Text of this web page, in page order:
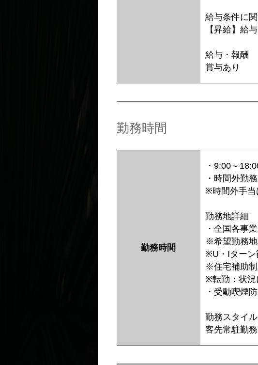
給与条件に
【昇給】給
給与・報酬
賞与あり
勤務時間
勤務時間
・9:00～
・時間外勤
※時間外手当
勤務地詳細
・全国各事
※希望勤務地
※U・Iターン
※住宅補助制
※転勤：状況
・受動喫煙
勤務スタイル
客先常駐勤務